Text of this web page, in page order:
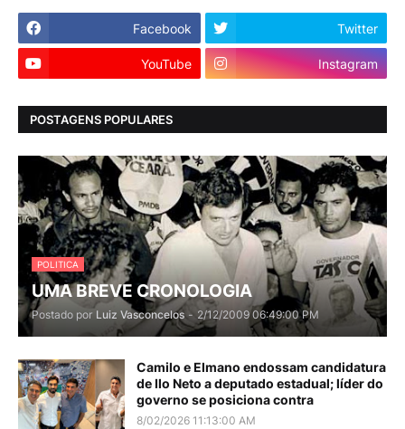
Facebook Twitter
YouTube Instagram
POSTAGENS POPULARES
POLITICA
UMA BREVE CRONOLOGIA
Postado por Luiz Vasconcelos - 2/12/2009 06:49:00 PM
Camilo e Elmano endossam candidatura
de Ilo Neto a deputado estadual; líder do
governo se posiciona contra
8/02/2026 11:13:00 AM